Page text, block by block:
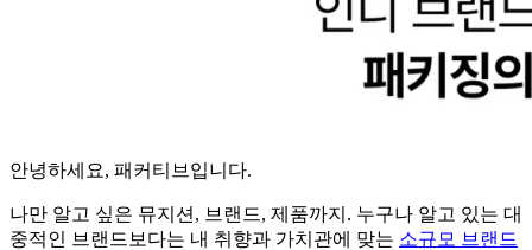
안녕하세요, 패커티브입니다.
나만 알고 싶은 뮤지션, 브랜드, 제품까지. 누구나 알고 있는 대
중적인 브랜드보다는 내 취향과 가치관에 맞는 소규모 브랜드